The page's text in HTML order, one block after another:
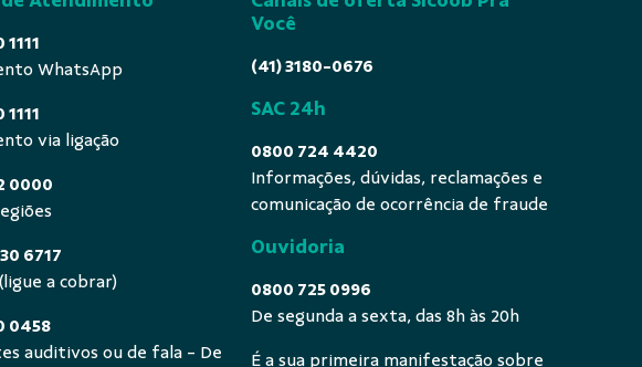
WhatsApp
via ligação
0000
6717
a cobrar)
0458
auditivos ou de fala - De
Você
(41) 3180-0676
SAC 24h
0800 724 4420
Informações, dúvidas, reclamações e
comunicação de ocorrência de fraude
Ouvidoria
0800 725 0996
De segunda a sexta, das 8h às 20h
É a sua primeira manifestação sobre